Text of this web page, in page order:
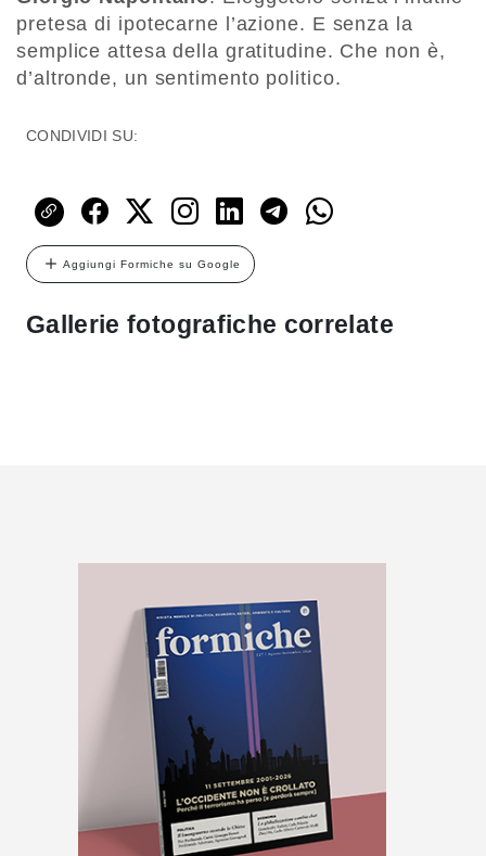
pretesa di ipotecarne l’azione. E senza la
semplice attesa della gratitudine. Che non è,
d’altronde, un sentimento politico.
CONDIVIDI SU:
Aggiungi Formiche su Google
Gallerie fotografiche correlate